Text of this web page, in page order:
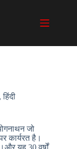
,हिंदी
जो
कार्यरत है।
यह 30 वर्षों